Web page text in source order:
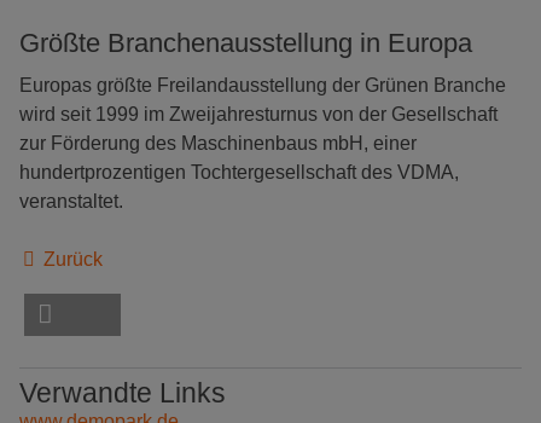
Größte Branchenausstellung in Europa
Europas größte Freilandausstellung der Grünen Branche
wird seit 1999 im Zweijahresturnus von der Gesellschaft
zur Förderung des Maschinenbaus mbH, einer
hundertprozentigen Tochtergesellschaft des VDMA,
veranstaltet.
Zurück
Verwandte Links